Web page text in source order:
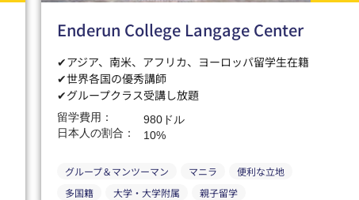
Enderun College Langage Center
✔アジア、南米、アフリカ、ヨーロッパ留学生在籍
✔世界各国の優秀講師
✔グループクラス受講し放題
留学費用：
980ドル
日本人の割合：
10%
グループ＆マンツーマン マニラ
便利な立地
多国籍
大学・大学附属 親子留学